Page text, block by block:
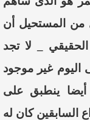
المستحيل أن
_ لا تجد
اليوم غير موجود
أيضا ينطبق على
السابقين كان له